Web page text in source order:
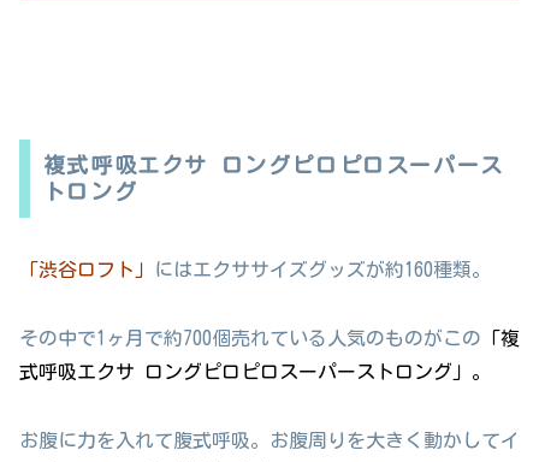
複式呼吸エクサ ロングピロピロスーパース
トロング
「渋谷ロフト」 にはエクササイズグッズが約160種類。
その中で1ヶ月で約700個売れている人気のものがこの 「複
式呼吸エクサ ロングピロピロスーパーストロング」。
お腹に力を入れて腹式呼吸。お腹周りを大きく動かしてイ